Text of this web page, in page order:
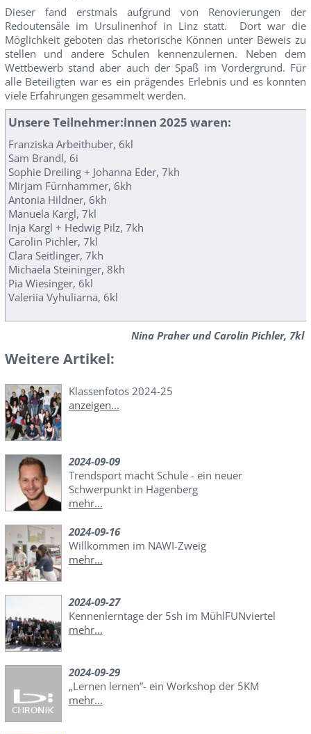
Dieser fand erstmals aufgrund von Renovierungen der
Redoutensäle im Ursulinenhof in Linz statt. Dort war die
Möglichkeit geboten das rhetorische Können unter Beweis zu
stellen und andere Schulen kennenzulernen. Neben dem
Wettbewerb stand aber auch der Spaß im Vordergrund. Für
alle Beteiligten war es ein prägendes Erlebnis und es konnten
viele Erfahrungen gesammelt werden.
Unsere Teilnehmer:innen 2025 waren:
Franziska Arbeithuber, 6kl
Sam Brandl, 6i
Sophie Dreiling + Johanna Eder, 7kh
Mirjam Fürnhammer, 6kh
Antonia Hildner, 6kh
Manuela Kargl, 7kl
Inja Kargl + Hedwig Pilz, 7kh
Carolin Pichler, 7kl
Clara Seitlinger, 7kh
Michaela Steininger, 8kh
Pia Wiesinger, 6kl
Valeriia Vyhuliarna, 6kl
Nina Praher und Carolin Pichler, 7kl
Weitere Artikel:
Klassenfotos 2024-25
anzeigen...
2024-09-09
Trendsport macht Schule - ein neuer
Schwerpunkt in Hagenberg
mehr...
2024-09-16
Willkommen im NAWI-Zweig
mehr...
2024-09-27
Kennenlerntage der 5sh im MühlFUNviertel
mehr...
2024-09-29
„Lernen lernen”- ein Workshop der 5KM
mehr...